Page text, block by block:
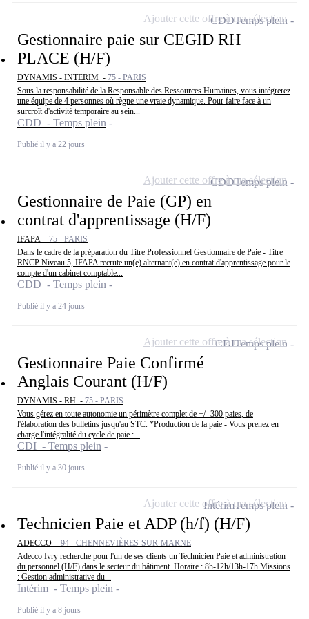
Gestionnaire paie sur CEGID RH
PLACE (H/F)
DYNAMIS - INTERIM - 75 - PARIS
Sous la responsabilité de la Responsable des Ressources Humaines, vous intégrerez
une équipe de 4 personnes où règne une vraie dynamique. Pour faire face à un
surcroît d'activité temporaire au sein...
CDD - Temps plein
Publié il y a 22 jours
CDDTemps plein
Ajouter cette offre à ma sélection
Gestionnaire de Paie (GP) en
contrat d'apprentissage (H/F)
IFAPA - 75 - PARIS
Dans le cadre de la préparation du Titre Professionnel Gestionnaire de Paie - Titre
RNCP Niveau 5, IFAPA recrute un(e) alternant(e) en contrat d'apprentissage pour le
compte d'un cabinet comptable...
CDD - Temps plein
Publié il y a 24 jours
CDDTemps plein
Ajouter cette offre à ma sélection
Gestionnaire Paie Confirmé
Anglais Courant (H/F)
DYNAMIS - RH - 75 - PARIS
Vous gérez en toute autonomie un périmètre complet de +/- 300 paies, de
l'élaboration des bulletins jusqu'au STC. *Production de la paie - Vous prenez en
charge l'intégralité du cycle de paie :...
CDI - Temps plein
Publié il y a 30 jours
CDITemps plein
Ajouter cette offre à ma sélection
Technicien Paie et ADP (h/f) (H/F)
ADECCO - 94 - CHENNEVIÈRES-SUR-MARNE
Adecco Ivry recherche pour l'un de ses clients un Technicien Paie et administration
du personnel (H/F) dans le secteur du bâtiment. Horaire : 8h-12h/13h-17h Missions
: Gestion administrative du...
Intérim - Temps plein
Publié il y a 8 jours
IntérimTemps plein
Ajouter cette offre à ma sélection